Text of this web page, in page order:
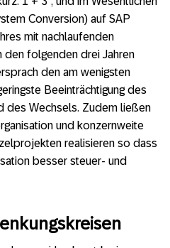
Conversion) auf SAP
mit nachlaufenden
den folgenden drei Jahren
den am wenigsten
Beeinträchtigung des
des Wechsels. Zudem ließen
und konzernweite
realisieren so dass
besser steuer- und